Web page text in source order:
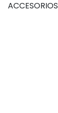
ACCESORIOS